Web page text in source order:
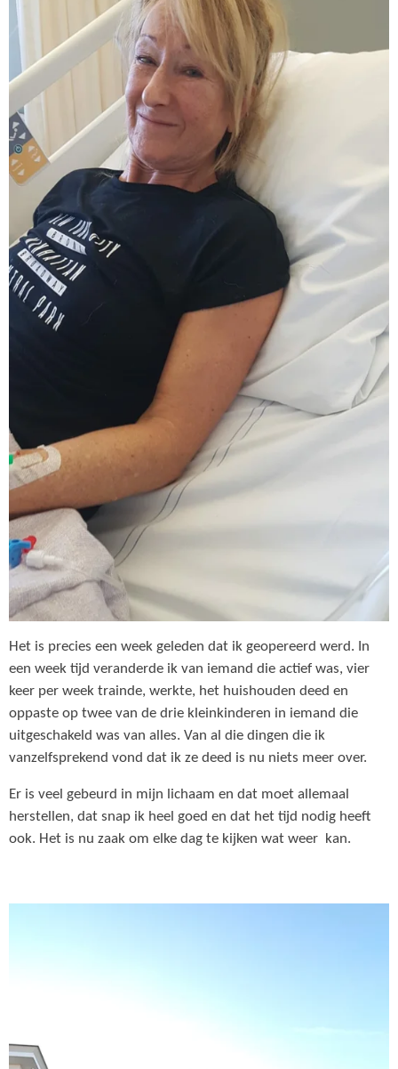
Het is precies een week geleden dat ik geopereerd werd. In
een week tijd veranderde ik van iemand die actief was, vier
keer per week trainde, werkte, het huishouden deed en
oppaste op twee van de drie kleinkinderen in iemand die
uitgeschakeld was van alles. Van al die dingen die ik
vanzelfsprekend vond dat ik ze deed is nu niets meer over.
Er is veel gebeurd in mijn lichaam en dat moet allemaal
herstellen, dat snap ik heel goed en dat het tijd nodig heeft
ook. Het is nu zaak om elke dag te kijken wat weer kan.